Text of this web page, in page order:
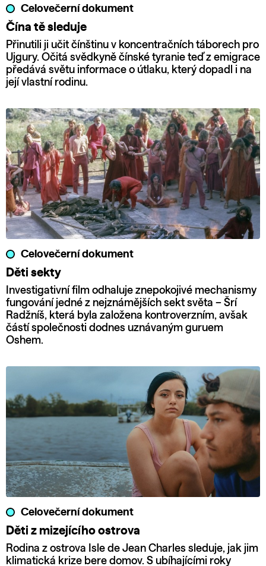
Celovečerní dokument
Čína tě sleduje
Přinutili ji učit čínštinu v koncentračních táborech pro
Ujgury. Očitá svědkyně čínské tyranie teď z emigrace
předává světu informace o útlaku, který dopadl i na
její vlastní rodinu.
Celovečerní dokument
Děti sekty
Investigativní film odhaluje znepokojivé mechanismy
fungování jedné z nejznámějších sekt světa – Šrí
Radžníš, která byla založena kontroverzním, avšak
částí společnosti dodnes uznávaným guruem
Oshem.
Celovečerní dokument
Děti z mizejícího ostrova
Rodina z ostrova Isle de Jean Charles sleduje, jak jim
klimatická krize bere domov. S ubíhajícími roky